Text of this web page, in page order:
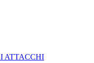
ATTACCHI